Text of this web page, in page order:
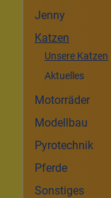
Jenny
Katzen
Unsere Katzen
Aktuelles
Motorräder
Modellbau
Pyrotechnik
Pferde
Sonstiges